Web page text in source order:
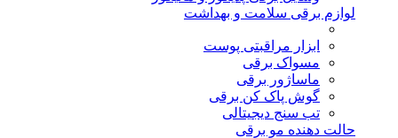
لوازم برقی سلامت و بهداشت
ابزار مراقبتی پوست
مسواک برقی
ماساژور برقی
گوش پاک کن برقی
تب سنج دیجیتالی
حالت دهنده مو برقی